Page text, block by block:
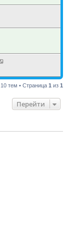
10 тем • Страница 1 из 1
Перейти